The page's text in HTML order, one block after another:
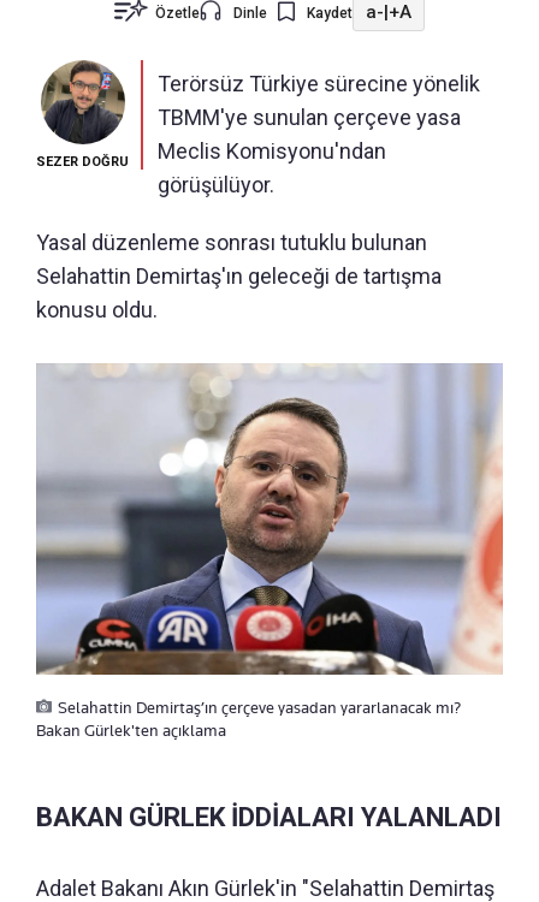
Özetle Dinle Kaydet a- +A
SEZER DOĞRU
Terörsüz Türkiye sürecine yönelik
TBMM'ye sunulan çerçeve yasa
Meclis Komisyonu'ndan
görüşülüyor.
Yasal düzenleme sonrası tutuklu bulunan
Selahattin Demirtaş'ın geleceği de tartışma
konusu oldu.
Selahattin Demirtaş’ın çerçeve yasadan yararlanacak mı?
Bakan Gürlek'ten açıklama
BAKAN GÜRLEK İDDİALARI YALANLADI
Adalet Bakanı Akın Gürlek'in "Selahattin Demirtaş